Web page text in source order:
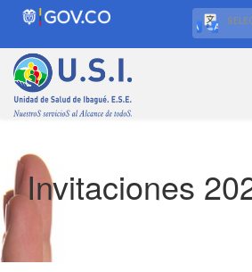
Invitaciones